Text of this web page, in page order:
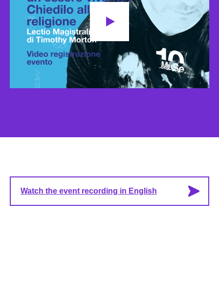
Watch the event recording in English